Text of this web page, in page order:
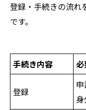
登録・手続きの流れ
です。
手続き内容 必
登録